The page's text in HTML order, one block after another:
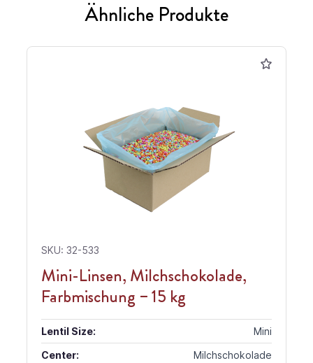
Ähnliche Produkte
SKU: 32-533
Mini-Linsen, Milchschokolade,
Farbmischung – 15 kg
Lentil Size:
Mini
Center:
Milchschokolade